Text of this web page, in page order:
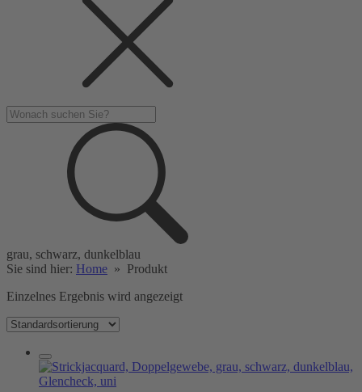
grau, schwarz, dunkelblau
Sie sind hier: Home » Produkt
Einzelnes Ergebnis wird angezeigt